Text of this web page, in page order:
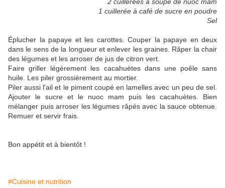
1 cuillerée à café de sucre en poudre
Sel
Éplucher la papaye et les carottes. Couper la papaye en deux
dans le sens de la longueur et enlever les graines. Râper la chair
des légumes et les arroser de jus de citron vert.
Faire griller légèrement les cacahuètes dans une poêle sans
huile. Les piler grossièrement au mortier.
Piler aussi l'ail et le piment coupé en lamelles avec un peu de sel.
Ajouter le sucre et le nuoc mam puis les cacahuètes. Bien
mélanger puis arroser les légumes râpés avec la sauce obtenue.
Remuer et servir frais.
Bon appétit et à bientôt !
#Cuisine et nutrition